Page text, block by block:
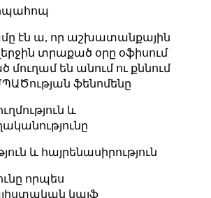
էն ա, որ աշխատանքային
տրաքած օրը օֆիսում
մուղամ են անում ու քննում
ֆենոմենը
և
և հայրենասիրություն
որպես
կայֆ